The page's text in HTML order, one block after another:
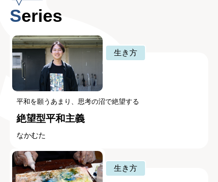
Series
生き方
平和を願うあまり、思考の沼で絶望する
絶望型平和主義
なかむた
生き方